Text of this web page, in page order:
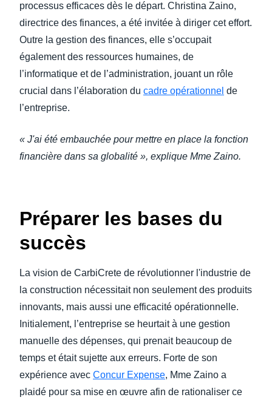
processus efficaces dès le départ. Christina Zaino,
directrice des finances, a été invitée à diriger cet effort.
Outre la gestion des finances, elle s’occupait
également des ressources humaines, de
l’informatique et de l’administration, jouant un rôle
crucial dans l’élaboration du cadre opérationnel de
l’entreprise.
« J'ai été embauchée pour mettre en place la fonction
financière dans sa globalité », explique Mme Zaino.
Préparer les bases du
succès
La vision de CarbiCrete de révolutionner l'industrie de
la construction nécessitait non seulement des produits
innovants, mais aussi une efficacité opérationnelle.
Initialement, l’entreprise se heurtait à une gestion
manuelle des dépenses, qui prenait beaucoup de
temps et était sujette aux erreurs. Forte de son
expérience avec Concur Expense, Mme Zaino a
plaidé pour sa mise en œuvre afin de rationaliser ce